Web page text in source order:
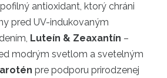
antioxidant, ktorý chráni
pred UV-indukovaným
Luteín & Zeaxantín –
modrým svetlom a svetelným
pre podporu prirodzenej